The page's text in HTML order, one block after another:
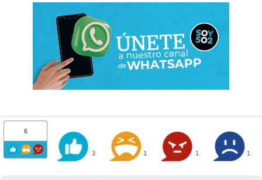
6
3 1 1 1